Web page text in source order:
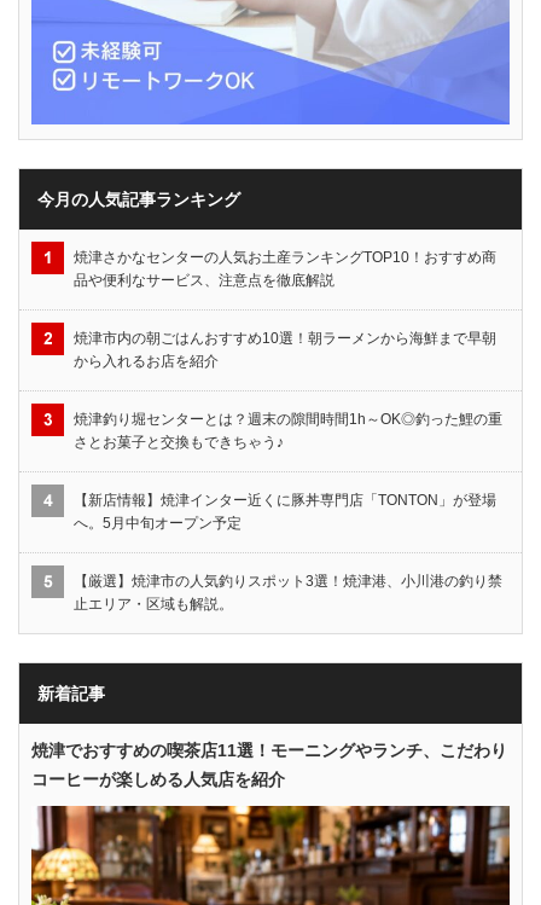
今月の人気記事ランキング
焼津さかなセンターの人気お土産ランキングTOP10！おすすめ商
品や便利なサービス、注意点を徹底解説
焼津市内の朝ごはんおすすめ10選！朝ラーメンから海鮮まで早朝
から入れるお店を紹介
焼津釣り堀センターとは？週末の隙間時間1h～OK◎釣った鯉の重
さとお菓子と交換もできちゃう♪
【新店情報】焼津インター近くに豚丼専門店「TONTON」が登場
へ。5月中旬オープン予定
【厳選】焼津市の人気釣りスポット3選！焼津港、小川港の釣り禁
止エリア・区域も解説。
新着記事
焼津でおすすめの喫茶店11選！モーニングやランチ、こだわり
コーヒーが楽しめる人気店を紹介